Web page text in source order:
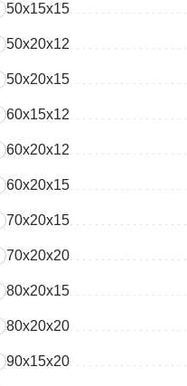
50х15х15
50х20х12
50х20х15
60х15х12
60х20х12
60х20х15
70х20х15
70х20х20
80х20х15
80х20х20
90х15х20